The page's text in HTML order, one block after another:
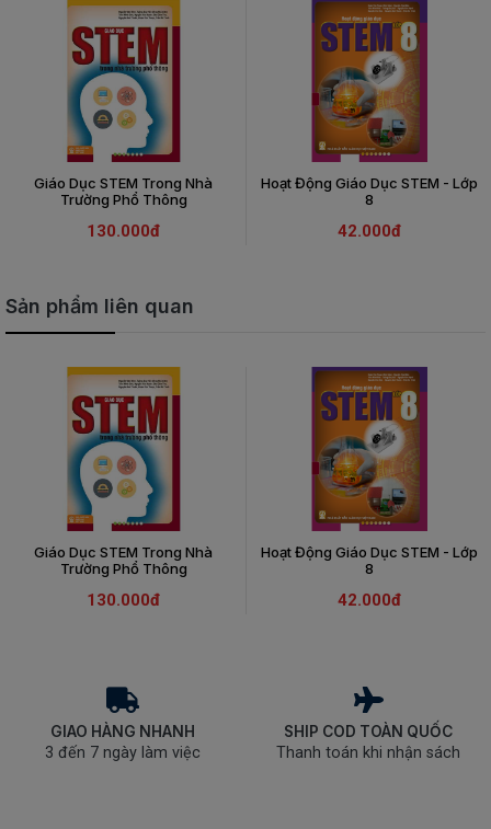
Giáo Dục STEM Trong Nhà
Trường Phổ Thông
130.000đ
Hoạt Động Giáo Dục STEM - Lớp
8
42.000đ
Sản phẩm liên quan
Giáo Dục STEM Trong Nhà
Trường Phổ Thông
130.000đ
Hoạt Động Giáo Dục STEM - Lớp
8
42.000đ
GIAO HÀNG NHANH
3 đến 7 ngày làm việc
SHIP COD TOÀN QUỐC
Thanh toán khi nhận sách